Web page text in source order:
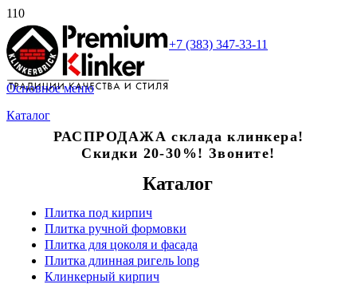
+7 (383) 347-33-11
Основное меню
Каталог
РАСПРОДАЖА склада клинкера!
Скидки 20-30%! Звоните!
Каталог
Плитка под кирпич
Плитка ручной формовки
Плитка для цоколя и фасада
Плитка длинная ригель long
Клинкерный кирпич